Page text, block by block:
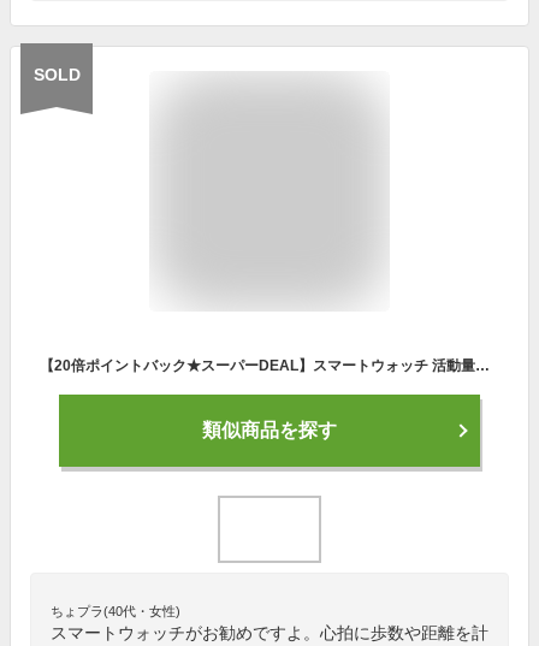
SOLD
【20倍ポイントバック★スーパーDEAL】スマートウォッチ 活動量計 運動 距離 歩数計 レディース メンズ 腕時計 時計 心拍計 着信通知 Line/SMS/アプリ通知 睡眠計 睡眠検測 アラーム 消費カロリー ストップウォッチ IP68防水 画面の明るさ調節 iphone android対応 ギフト
類似商品を探す
ちょプラ(40代・女性)
スマートウォッチがお勧めですよ。心拍に歩数や距離を計